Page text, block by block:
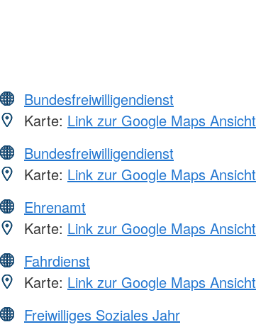
Bundesfreiwilligendienst
Karte: Link zur Google Maps Ansicht
Bundesfreiwilligendienst
Karte: Link zur Google Maps Ansicht
Ehrenamt
Karte: Link zur Google Maps Ansicht
Fahrdienst
Karte: Link zur Google Maps Ansicht
Freiwilliges Soziales Jahr